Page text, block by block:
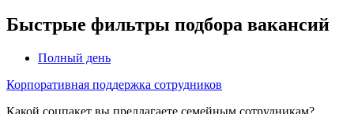
Быстрые фильтры подбора вакансий
Полный день
Корпоративная поддержка сотрудников
Какой соцпакет вы предлагаете семейным сотрудникам?